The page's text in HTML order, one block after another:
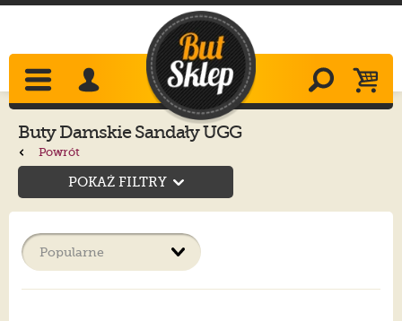
Buty Damskie Sandały UGG
Powrót
POKAŻ FILTRY